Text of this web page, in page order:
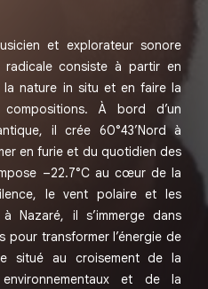
et explorateur sonore
consiste à partir en
nature in situ et en faire la
À bord d’un
il crée 60°43’Nord à
en furie et du quotidien des
–22.7°C au cœur de la
le vent polaire et les
Nazaré, il s’immerge dans
pour transformer l’énergie de
situé au croisement de la
et de la